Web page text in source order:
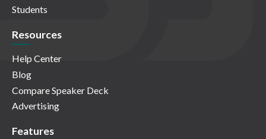
Students
Resources
Help Center
Blog
Compare Speaker Deck
Advertising
Features